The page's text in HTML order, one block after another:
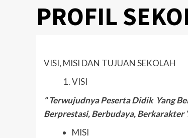
PROFIL
VISI, MISI DAN TUJUAN SEKOLAH
VISI
“ Terwujudnya Peserta Didik Yang
Berprestasi, Berbudaya,Berkarakter
MISI